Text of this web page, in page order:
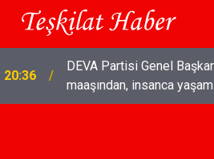
20:36
DEVA Partisi Genel Başkanı Ali
maaşından, insanca
olmaz"